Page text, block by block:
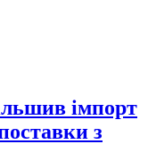
імпорт
з